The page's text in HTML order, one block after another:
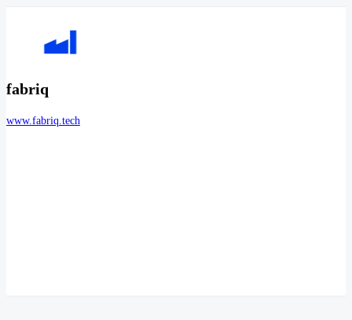
fabriq
www.fabriq.tech